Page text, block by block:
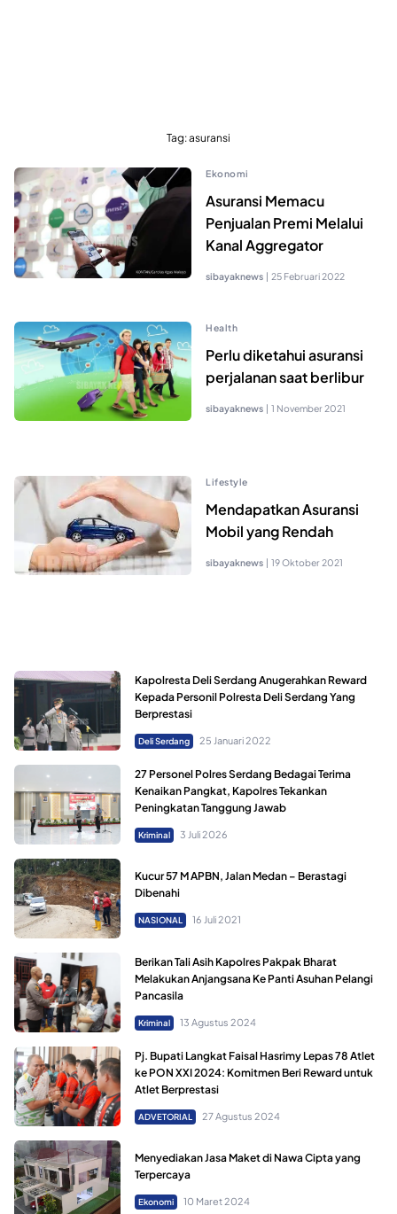
Tag:asuransi
Ekonomi
Asuransi Memacu
Penjualan Premi Melalui
Kanal Aggregator
sibayaknews | 25 Februari 2022
Health
Perlu diketahui asuransi
perjalanan saat berlibur
sibayaknews | 1 November 2021
Lifestyle
Mendapatkan Asuransi
Mobil yang Rendah
sibayaknews | 19 Oktober 2021
Kapolresta Deli Serdang Anugerahkan Reward
Kepada Personil Polresta Deli Serdang Yang
Berprestasi
Deli Serdang 25 Januari 2022
27 Personel Polres Serdang Bedagai Terima
Kenaikan Pangkat, Kapolres Tekankan
Peningkatan Tanggung Jawab
Kriminal 3 Juli 2026
Kucur 57 M APBN, Jalan Medan – Berastagi
Dibenahi
NASIONAL 16 Juli 2021
Berikan Tali Asih Kapolres Pakpak Bharat
Melakukan Anjangsana Ke Panti Asuhan Pelangi
Pancasila
Kriminal 13 Agustus 2024
Pj. Bupati Langkat Faisal Hasrimy Lepas 78 Atlet
ke PON XXI 2024: Komitmen Beri Reward untuk
Atlet Berprestasi
ADVETORIAL 27 Agustus 2024
Menyediakan Jasa Maket di Nawa Cipta yang
Terpercaya
Ekonomi 10 Maret 2024